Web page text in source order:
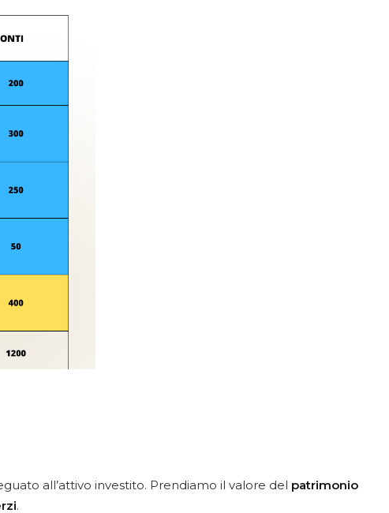
all’attivo investito. Prendiamo il valore del patrimonio
.